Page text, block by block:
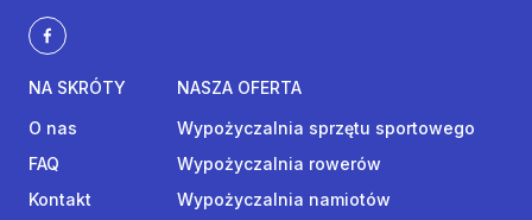
NA SKRÓTY
O nas
FAQ
Kontakt
NASZA OFERTA
Wypożyczalnia sprzętu sportowego
Wypożyczalnia rowerów
Wypożyczalnia namiotów